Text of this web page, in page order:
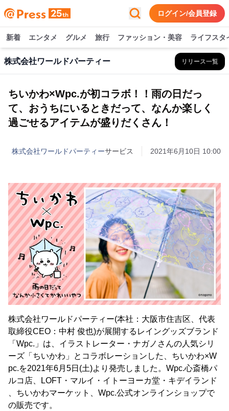
ログイン/会員登録
新着 エンタメ グルメ 旅行 ファッション・美容 ライフスタ
株式会社ワールドパーティー リリース一覧
ちいかわ×Wpc.が初コラボ！！雨の日だっ
て、おうちにいるときだって、なんか楽しく
過ごせるアイテムが盛りだくさん！
株式会社ワールドパーティーサービス 2021年6月10日 10:00
株式会社ワールドパーティー(本社：大阪市住吉区、代表
取締役CEO：中村 俊也)が展開するレイングッズブランド
「Wpc.」は、イラストレーター・ナガノさんの人気シリ
ーズ「ちいかわ」とコラボレーションした、ちいかわ×W
pc.を2021年6月5日(土)より発売しました。Wpc.心斎橋パ
ルコ店、LOFT・マルイ・イトーヨーカ堂・キデイランド
、ちいかわマーケット、Wpc.公式オンラインショップで
の販売です。